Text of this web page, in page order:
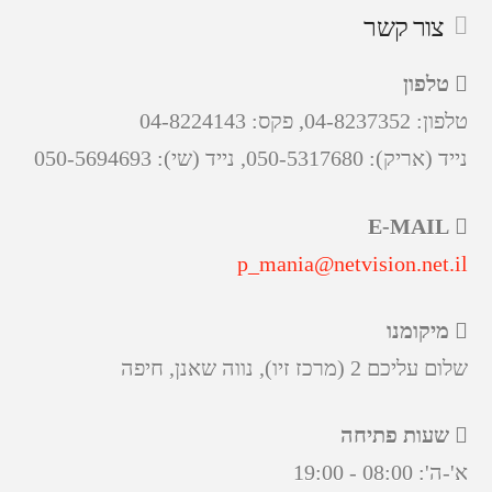
צור קשר
טלפון
טלפון: 04-8237352, פקס: 04-8224143
נייד (אריק): 050-5317680, נייד (שי): 050-5694693
E-MAIL
p_mania@netvision.net.il
מיקומנו
שלום עליכם 2 (מרכז זיו), נווה שאנן, חיפה
שעות פתיחה
א'-ה': 08:00 - 19:00